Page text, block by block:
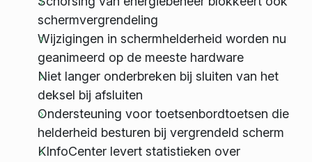
schermvergrendeling
Wijzigingen in schermhelderheid worden nu
geanimeerd op de meeste hardware
Niet langer onderbreken bij sluiten van het
deksel bij afsluiten
Ondersteuning voor toetsenbordtoetsen die
helderheid besturen bij vergrendeld scherm
KInfoCenter levert statistieken over